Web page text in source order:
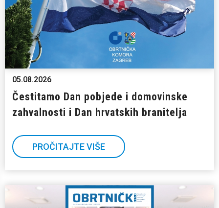
05.08.2026
Čestitamo Dan pobjede i domovinske
zahvalnosti i Dan hrvatskih branitelja
PROČITAJTE VIŠE